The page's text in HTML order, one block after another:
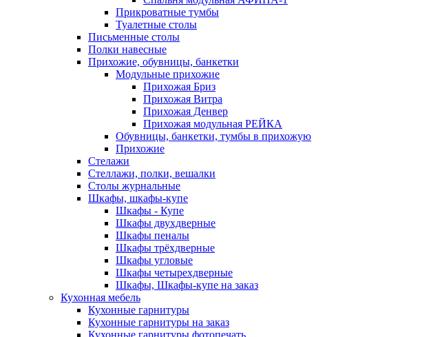
Прикроватные тумбы
Туалетные столы
Письменные столы
Полки навесные
Прихожие, обувницы, банкетки
Модульные прихожие
Прихожая Бриз
Прихожая Витра
Прихожая Денвер
Прихожая модульная РЕЙКА
Обувницы, банкетки, тумбы в прихожую
Прихожие
Стелажи
Стеллажи, полки, вешалки
Столы журнальные
Шкафы, шкафы-купе
Шкафы - Купе
Шкафы двухдверные
Шкафы пеналы
Шкафы трёхдверные
Шкафы угловые
Шкафы четырехдверные
Шкафы, Шкафы-купе на заказ
Кухонная мебель
Кухонные гарнитуры
Кухонные гарнитуры на заказ